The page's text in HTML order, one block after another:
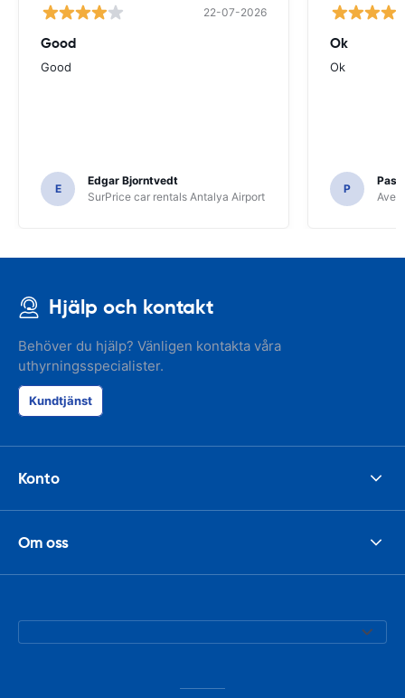
22-07-2026
Good
Good
E
Edgar Bjorntvedt
SurPrice car rentals Antalya Airport
Ok
Ok
P
Avec
Hjälp och kontakt
Behöver du hjälp? Vänligen kontakta våra
uthyrningsspecialister.
Kundtjänst
Konto
Om oss